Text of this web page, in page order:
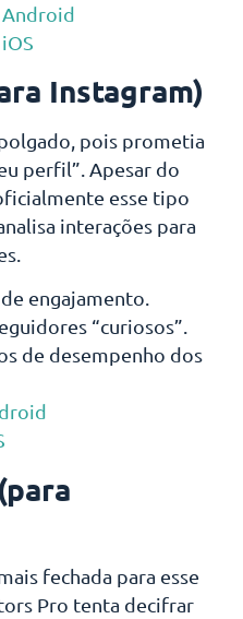
Instagram)
pois prometia
perfil”. Apesar do
esse tipo
interações para
engajamento.
“curiosos”.
de desempenho dos
fechada para esse
Pro tenta decifrar